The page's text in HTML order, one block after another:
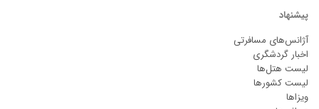
پیشنهاد
آژانس‌های مسافرتی
اخبار گردشگری
لیست هتل‌ها
لیست کشورها
ویزاها